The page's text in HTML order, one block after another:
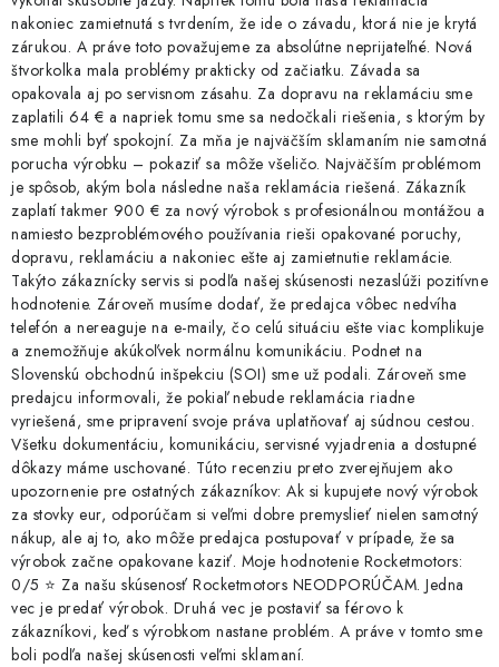
nakoniec zamietnutá s tvrdením, že ide o závadu, ktorá nie je krytá
zárukou. A práve toto považujeme za absolútne neprijateľné. Nová
štvorkolka mala problémy prakticky od začiatku. Závada sa
opakovala aj po servisnom zásahu. Za dopravu na reklamáciu sme
zaplatili 64 € a napriek tomu sme sa nedočkali riešenia, s ktorým by
sme mohli byť spokojní. Za mňa je najväčším sklamaním nie samotná
porucha výrobku – pokaziť sa môže všeličo. Najväčším problémom
je spôsob, akým bola následne naša reklamácia riešená. Zákazník
zaplatí takmer 900 € za nový výrobok s profesionálnou montážou a
namiesto bezproblémového používania rieši opakované poruchy,
dopravu, reklamáciu a nakoniec ešte aj zamietnutie reklamácie.
Takýto zákaznícky servis si podľa našej skúsenosti nezaslúži pozitívne
hodnotenie. Zároveň musíme dodať, že predajca vôbec nedvíha
telefón a nereaguje na e-maily, čo celú situáciu ešte viac komplikuje
a znemožňuje akúkoľvek normálnu komunikáciu. Podnet na
Slovenskú obchodnú inšpekciu (SOI) sme už podali. Zároveň sme
predajcu informovali, že pokiaľ nebude reklamácia riadne
vyriešená, sme pripravení svoje práva uplatňovať aj súdnou cestou.
Všetku dokumentáciu, komunikáciu, servisné vyjadrenia a dostupné
dôkazy máme uschované. Túto recenziu preto zverejňujem ako
upozornenie pre ostatných zákazníkov: Ak si kupujete nový výrobok
za stovky eur, odporúčam si veľmi dobre premyslieť nielen samotný
nákup, ale aj to, ako môže predajca postupovať v prípade, že sa
výrobok začne opakovane kaziť. Moje hodnotenie Rocketmotors:
0/5 ⭐ Za našu skúsenosť Rocketmotors NEODPORÚČAM. Jedna
vec je predať výrobok. Druhá vec je postaviť sa férovo k
zákazníkovi, keď s výrobkom nastane problém. A práve v tomto sme
boli podľa našej skúsenosti veľmi sklamaní.